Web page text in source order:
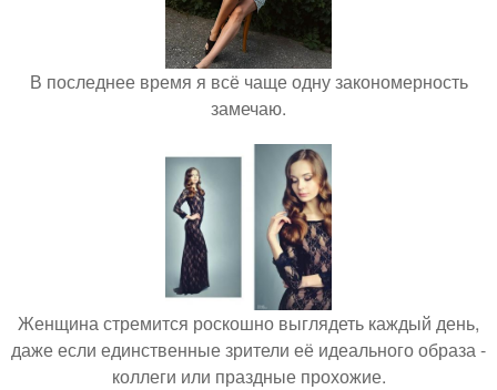
В последнее время я всё чаще одну закономерность
замечаю.
Женщина стремится роскошно выглядеть каждый день,
даже если единственные зрители её идеального образа -
коллеги или праздные прохожие.